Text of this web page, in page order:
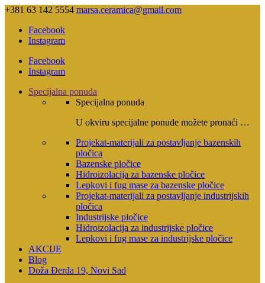
+381 63 142 5554 marsa.ceramica@gmail.com
Facebook
Instagram
Facebook
Instagram
Specijalna ponuda
Specijalna ponuda
U okviru specijalne ponude možete pronaći …
Projekat-materijali za postavljanje bazenskih
pločica
Bazenske pločice
Hidroizolacija za bazenske pločice
Lepkovi i fug mase za bazenske pločice
Projekat-materijali za postavljanje industrijskih
pločica
Industrijske pločice
Hidroizolacija za industrijske pločice
Lepkovi i fug mase za industrijske pločice
AKCIJE
Blog
Doža Đerđa 19, Novi Sad